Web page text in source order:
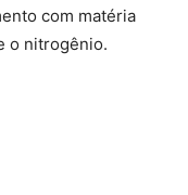
com matéria
o nitrogênio.